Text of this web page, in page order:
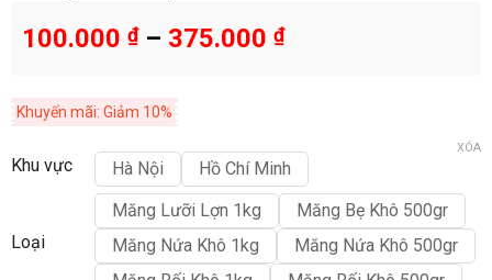
100.000 ₫– 375.000 ₫
Khuyến mãi: Giảm 10%
Khu vực Hà Nội Hồ Chí Minh
Loại
Măng Lưỡi Lợn 1kg
Măng Bẹ Khô 500gr
Măng Nứa Khô 1kg
Măng Nứa Khô 500gr
XÓA